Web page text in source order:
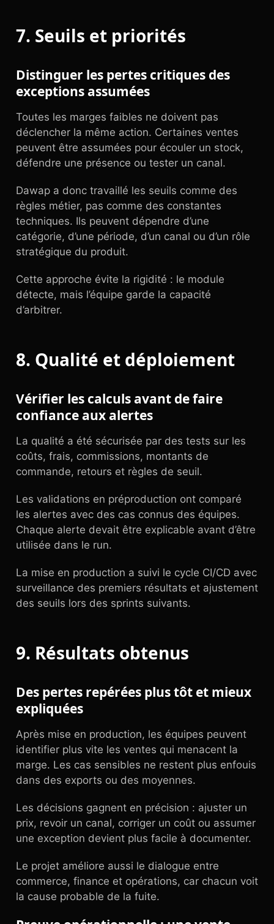
7. Seuils et priorités
Distinguer les pertes critiques des
exceptions assumées
Toutes les marges faibles ne doivent pas
déclencher la même action. Certaines ventes
peuvent être assumées pour écouler un stock,
défendre une présence ou tester un canal.
Dawap a donc travaillé les seuils comme des
règles métier, pas comme des constantes
techniques. Ils peuvent dépendre d’une
catégorie, d’une période, d’un canal ou d’un rôle
stratégique du produit.
Cette approche évite la rigidité : le module
détecte, mais l’équipe garde la capacité
d’arbitrer.
8. Qualité et déploiement
Vérifier les calculs avant de faire
confiance aux alertes
La qualité a été sécurisée par des tests sur les
coûts, frais, commissions, montants de
commande, retours et règles de seuil.
Les validations en préproduction ont comparé
les alertes avec des cas connus des équipes.
Chaque alerte devait être explicable avant d’être
utilisée dans le run.
La mise en production a suivi le cycle CI/CD avec
surveillance des premiers résultats et ajustement
des seuils lors des sprints suivants.
9. Résultats obtenus
Des pertes repérées plus tôt et mieux
expliquées
Après mise en production, les équipes peuvent
identifier plus vite les ventes qui menacent la
marge. Les cas sensibles ne restent plus enfouis
dans des exports ou des moyennes.
Les décisions gagnent en précision : ajuster un
prix, revoir un canal, corriger un coût ou assumer
une exception devient plus facile à documenter.
Le projet améliore aussi le dialogue entre
commerce, finance et opérations, car chacun voit
la cause probable de la fuite.